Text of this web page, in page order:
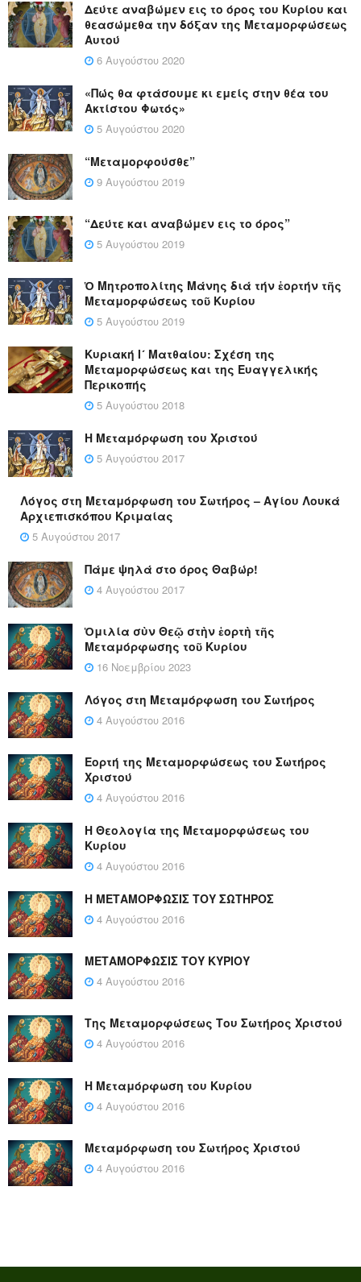
Δεύτε αναβώμεν εις το όρος του Κυρίου και
θεασώμεθα την δόξαν της Μεταμορφώσεως
Αυτού
6 Αυγούστου 2020
«Πώς θα φτάσουμε κι εμείς στην θέα του
Ακτίστου Φωτός»
5 Αυγούστου 2020
“Μεταμορφούσθε”
9 Αυγούστου 2019
“Δεύτε και αναβώμεν εις το όρος”
5 Αυγούστου 2019
Ὁ Μητροπολίτης Μάνης διά τήν ἑορτήν τῆς
Μεταμορφώσεως τοῦ Κυρίου
5 Αυγούστου 2019
Κυριακή Ι´ Ματθαίου: Σχέση της
Μεταμορφώσεως και της Ευαγγελικής
Περικοπής
5 Αυγούστου 2018
Η Μεταμόρφωση του Χριστού
5 Αυγούστου 2017
Λόγος στη Μεταμόρφωση του Σωτήρος – Αγίου Λουκά
Αρχιεπισκόπου Κριμαίας
5 Αυγούστου 2017
Πάμε ψηλά στο όρος Θαβώρ!
4 Αυγούστου 2017
Ὁμιλία σὺν Θεῷ στὴν ἑορτὴ τῆς
Μεταμόρφωσης τοῦ Κυρίου
16 Νοεμβρίου 2023
Λόγος στη Μεταμόρφωση του Σωτήρος
4 Αυγούστου 2016
Εορτή της Μεταμορφώσεως του Σωτήρος
Χριστού
4 Αυγούστου 2016
Η Θεολογία της Μεταμορφώσεως του
Κυρίου
4 Αυγούστου 2016
Η ΜΕΤΑΜΟΡΦΩΣΙΣ ΤΟΥ ΣΩΤΗΡΟΣ
4 Αυγούστου 2016
ΜΕΤΑΜΟΡΦΩΣΙΣ ΤΟΥ ΚΥΡΙΟΥ
4 Αυγούστου 2016
Της Μεταμορφώσεως Του Σωτήρος Χριστού
4 Αυγούστου 2016
Η Μεταμόρφωση του Κυρίου
4 Αυγούστου 2016
Μεταμόρφωση του Σωτήρος Χριστού
4 Αυγούστου 2016